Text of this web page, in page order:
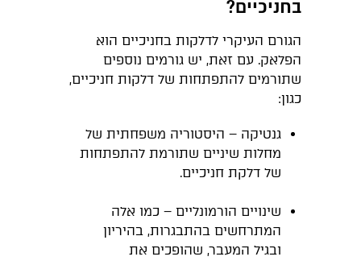
בחניכיים?
הגורם העיקרי לדלקות בחניכיים הוא
הפלאק. עם זאת, יש גורמים נוספים
שתורמים להתפתחות של דלקות חניכיים,
כגון:
גנטיקה – היסטוריה משפחתית של
מחלות שיניים שתורמת להתפתחות
של דלקת חניכיים.
שינויים הורמונליים – כמו אלה
המתרחשים בהתבגרות, בהיריון
ובגיל המעבר, שהופכים את